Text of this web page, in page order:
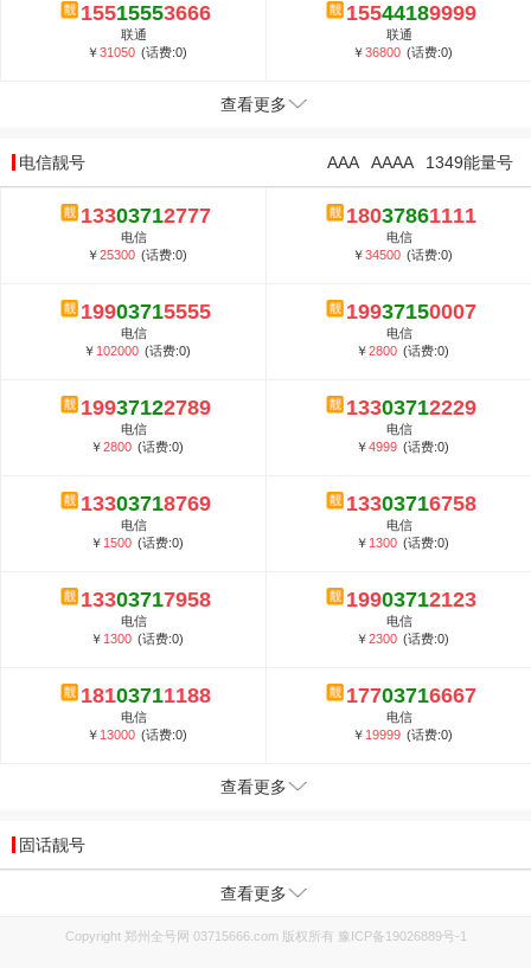
15515553666
联通
￥31050 (话费:0)
15544189999
联通
￥36800 (话费:0)
查看更多
电信靓号 1349能量号
AAAA
AAA
13303712777
电信
￥25300 (话费:0)
18037861111
电信
￥34500 (话费:0)
19903715555
电信
￥ 102000 (话费:0)
19937150007
电信
￥2800 (话费:0)
19937122789
电信
￥2800 (话费:0)
13303712229
电信
￥4999 (话费:0)
13303718769
电信
￥ 1500 (话费:0)
13303716758
电信
￥ 1300 (话费:0)
13303717958
电信
￥ 1300 (话费:0)
19903712123
电信
￥2300 (话费:0)
18103711188
电信
￥ 13000 (话费:0)
17703716667
电信
￥ 19999 (话费:0)
查看更多
固话靓号
查看更多
Copyright 郑州全号网 03715666.com 版权所有 豫ICP备19026889号-1